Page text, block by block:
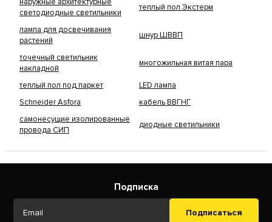
светодиодные светильники
теплый пол Экстерм
лампа для досвечивания
растений
шнур ШВВП
точечный светильник
накладной
многожильная витая пара
теплый пол под паркет
LED лампа
Schneider Asfora
кабель ВВГНГ
самонесущие изолированные
провода СИП
диодные светильники
Подписка
Подписаться